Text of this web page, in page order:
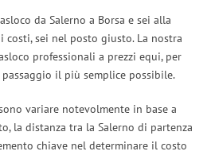
da Salerno a Borsa e sei alla
costi, sei nel posto giusto. La nostra
professionali a prezzi equi, per
il più semplice possibile.
variare notevolmente in base a
la distanza tra la Salerno di partenza
chiave nel determinare il costo